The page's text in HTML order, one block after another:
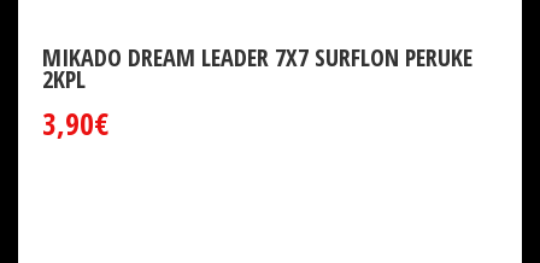
MIKADO DREAM LEADER 7X7 SURFLON PERUKE
2KPL
3,90€